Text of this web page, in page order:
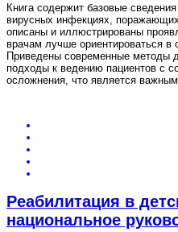
Книга содержит базовые
вирусных инфекциях,
описаны и иллюстрированы
врачам лучше ориентироваться в
Приведены современные методы
подходы к ведению пациентов с
осложнения, что является важным
Реабилитация в
национальное